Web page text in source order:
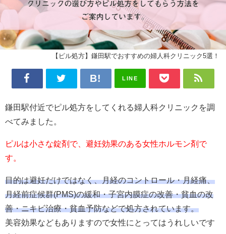
【ピル処方】鎌田駅でおすすめの婦人科クリニック5選！
LINE
鎌田駅付近でピル処方をしてくれる婦人科クリニックを調
べてみました。
ピルは小さな錠剤で、避妊効果のある女性ホルモン剤で
す。
目的は避妊だけではなく、月経のコントロール・月経痛、
月経前症候群(PMS)の緩和・子宮内膜症の改善・貧血の改
善・ニキビ治療・貧血予防などで処方されています。
美容効果などもありますので女性にとってはうれしいです